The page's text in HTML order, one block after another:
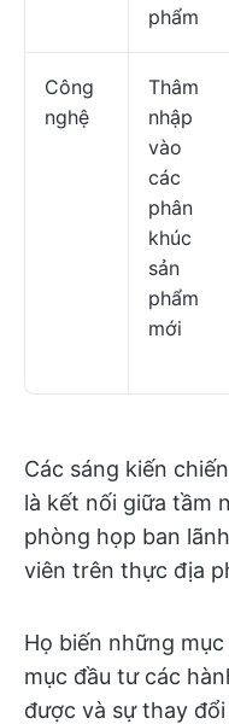
phẩm
Công
nghệ
Thâm
nhập
vào
các
phân
khúc
sản
phẩm
mới
Các sáng kiến
là kết nối giữa tầm
phòng họp ban
viên trên thực địa
Họ biến những
mục đầu tư các
được và sự thay